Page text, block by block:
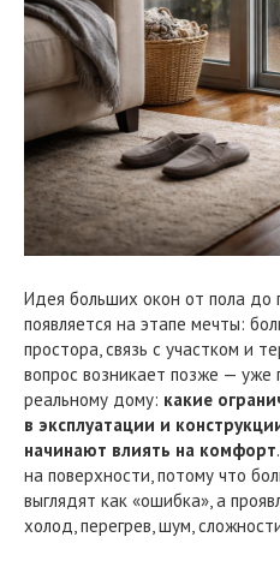
Идея больших окон от пола до
появляется на этапе мечты:
простора, связь с участком и
вопрос возникает позже — уже
реальному дому: какие
в эксплуатации и
начинают влиять на комфорт
на поверхности, потому что
выглядят как «ошибка», а
холод, перегрев, шум,